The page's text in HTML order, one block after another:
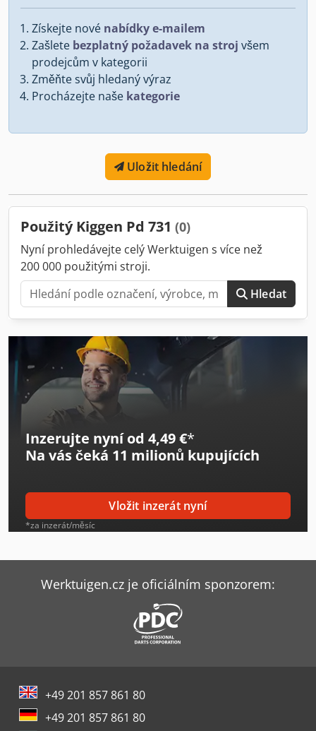
Získejte nové nabídky e-mailem
Zašlete bezplatný požadavek na stroj všem
prodejcům v kategorii
Změňte svůj hledaný výraz
Procházejte naše kategorie
Uložit hledání
Použitý Kiggen Pd 731 (0)
Nyní prohledávejte celý Werktuigen s více než
200 000 použitými stroji.
Hledat
Inzerujte nyní od 4,49 €*
Na vás čeká 11 milionů kupujících
Vložit inzerát nyní
*za inzerát/měsíc
Werktuigen.cz je oficiálním sponzorem:
+49 201 857 861 80
+49 201 857 861 80